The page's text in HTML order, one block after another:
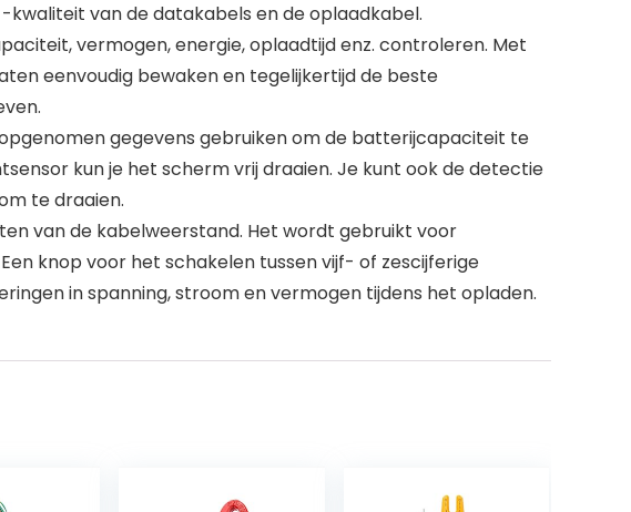
kwaliteit van de datakabels en de oplaadkabel.
vermogen, energie, oplaadtijd enz. controleren. Met
eenvoudig bewaken en tegelijkertijd de beste
gegevens gebruiken om de batterijcapaciteit te
kun je het scherm vrij draaien. Je kunt ook de detectie
te draaien.
van de kabelweerstand. Het wordt gebruikt voor
knop voor het schakelen tussen vijf- of zescijferige
in spanning, stroom en vermogen tijdens het opladen.